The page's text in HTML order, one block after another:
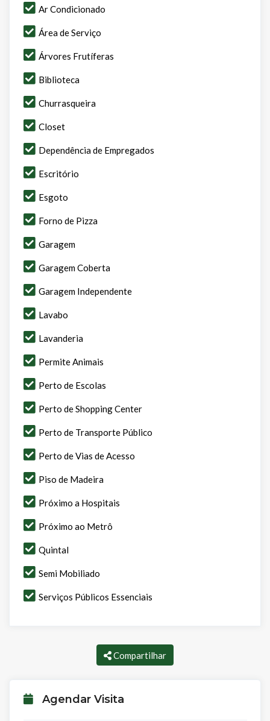
Ar Condicionado
Área de Serviço
Árvores Frutíferas
Biblioteca
Churrasqueira
Closet
Dependência de Empregados
Escritório
Esgoto
Forno de Pizza
Garagem
Garagem Coberta
Garagem Independente
Lavabo
Lavanderia
Permite Animais
Perto de Escolas
Perto de Shopping Center
Perto de Transporte Público
Perto de Vias de Acesso
Piso de Madeira
Próximo a Hospitais
Próximo ao Metrô
Quintal
Semi Mobiliado
Serviços Públicos Essenciais
Compartilhar
Agendar Visita